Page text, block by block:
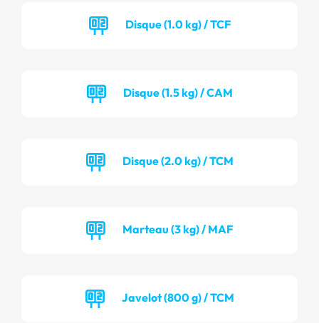
Disque (1.0 kg) / TCF
Disque (1.5 kg) / CAM
Disque (2.0 kg) / TCM
Marteau (3 kg) / MAF
Javelot (800 g) / TCM